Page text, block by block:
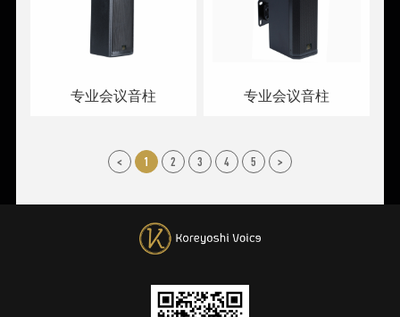
专业会议音柱 专业会议音柱
< 1 2 3 4 5 >